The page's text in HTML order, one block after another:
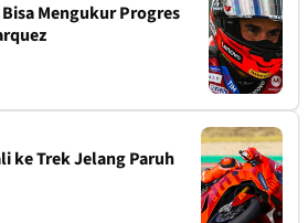
Mengukur Progres
ke Trek Jelang Paruh